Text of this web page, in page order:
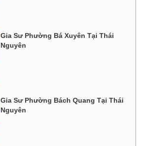
Gia Sư Phường Bá Xuyên Tại Thái
Nguyên
Gia Sư Phường Bách Quang Tại Thái
Nguyên